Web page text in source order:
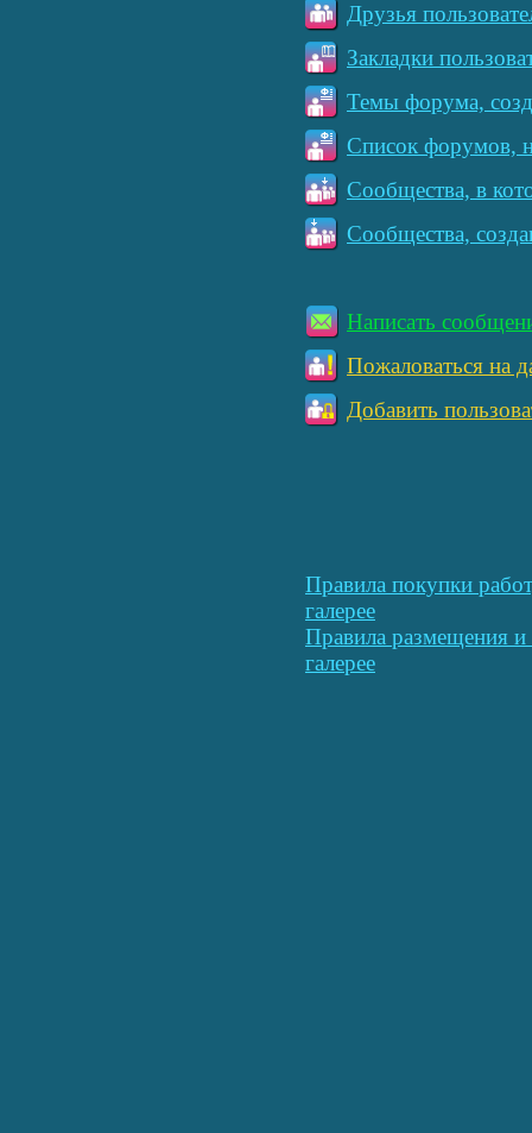
Друзья
Закладки
Темы форума,
Список форумов,
Сообщества, в
Сообщества,
Написать
Пожаловаться на
Добавить
Правила покупки
галерее
Правила размещения
галерее